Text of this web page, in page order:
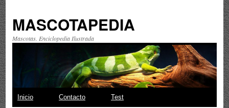
MASCOTAPEDIA
Mascotas. Enciclopedia Ilustrada
Saltar
Inicio Contacto Test